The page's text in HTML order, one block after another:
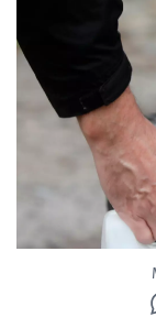
TELESERIES
NTV
ACTUALIDAD
CANAL DE
ÁREA DE